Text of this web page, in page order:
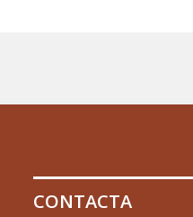
CONTACTA